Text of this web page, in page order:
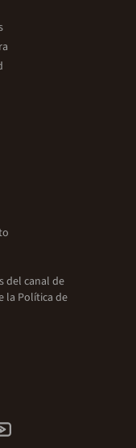
del canal de
la Política de